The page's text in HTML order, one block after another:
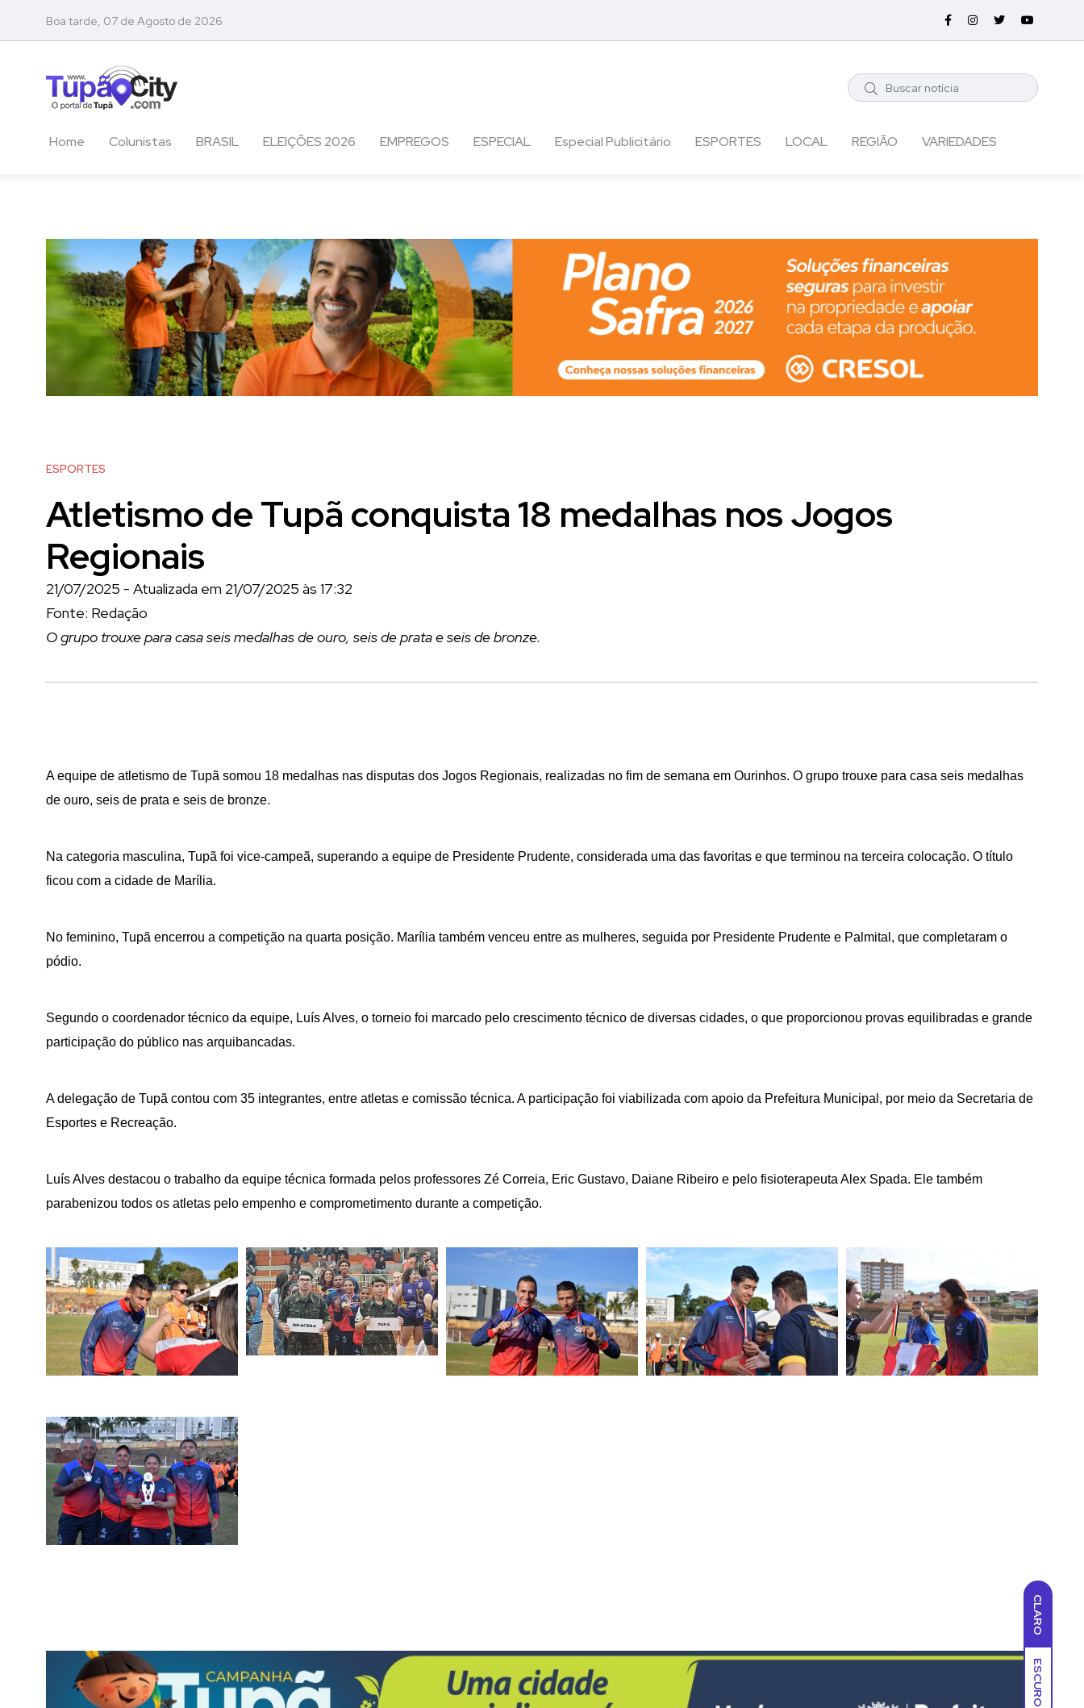
CLARO
ESCURO
Boa tarde, 07 de Agosto de 2026
Home Colunistas BRASIL ELEIÇÕES 2026 EMPREGOS ESPECIAL Especial Publicitário ESPORTES LOCAL REGIÃO VARIEDADES
ESPORTES
Atletismo de Tupã conquista 18 medalhas nos Jogos
Regionais
21/07/2025 - Atualizada em 21/07/2025 às 17:32
Fonte: Redação
O grupo trouxe para casa seis medalhas de ouro, seis de prata e seis de bronze.
A equipe de atletismo de Tupã somou 18 medalhas nas disputas dos Jogos Regionais, realizadas no fim de semana em Ourinhos. O grupo trouxe para casa seis medalhas
de ouro, seis de prata e seis de bronze.
Na categoria masculina, Tupã foi vice-campeã, superando a equipe de Presidente Prudente, considerada uma das favoritas e que terminou na terceira colocação. O título
ficou com a cidade de Marília.
No feminino, Tupã encerrou a competição na quarta posição. Marília também venceu entre as mulheres, seguida por Presidente Prudente e Palmital, que completaram o
pódio.
Segundo o coordenador técnico da equipe, Luís Alves, o torneio foi marcado pelo crescimento técnico de diversas cidades, o que proporcionou provas equilibradas e grande
participação do público nas arquibancadas.
A delegação de Tupã contou com 35 integrantes, entre atletas e comissão técnica. A participação foi viabilizada com apoio da Prefeitura Municipal, por meio da Secretaria de
Esportes e Recreação.
Luís Alves destacou o trabalho da equipe técnica formada pelos professores Zé Correia, Eric Gustavo, Daiane Ribeiro e pelo fisioterapeuta Alex Spada. Ele também
parabenizou todos os atletas pelo empenho e comprometimento durante a competição.